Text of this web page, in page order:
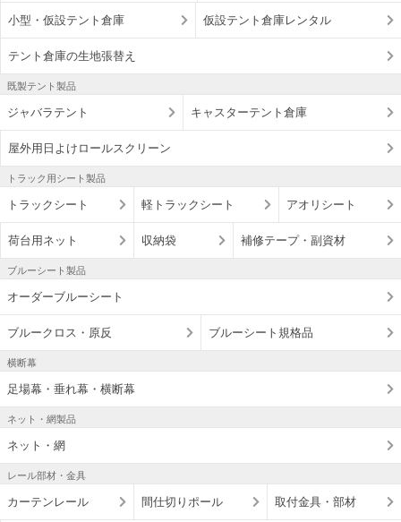
小型・仮設テント倉庫 仮設テント倉庫レンタル
テント倉庫の生地張替え
既製テント製品
ジャバラテント キャスターテント倉庫
屋外用日よけロールスクリーン
トラック用シート製品
トラックシート 軽トラックシート アオリシート
荷台用ネット 収納袋 補修テープ・副資材
ブルーシート製品
オーダーブルーシート
ブルークロス・原反 ブルーシート規格品
横断幕
足場幕・垂れ幕・横断幕
ネット・網製品
ネット・網
レール部材・金具
カーテンレール 間仕切りポール 取付金具・部材